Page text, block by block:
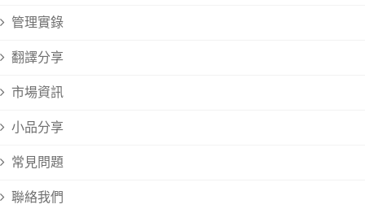
管理實錄
翻譯分享
市場資訊
小品分享
常見問題
聯絡我們